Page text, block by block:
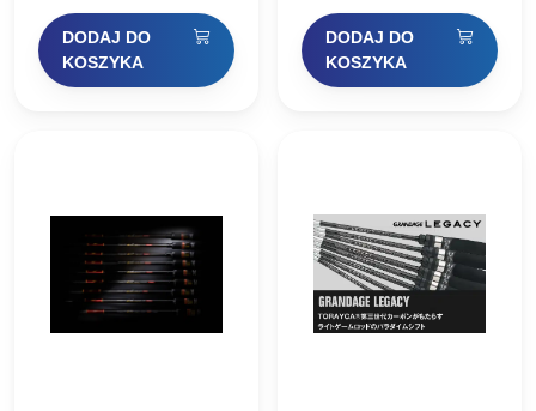
prezentuje się surowo,
minimalistycznie…
cena
wynosiła:
315,00 zł.
cena
wynosi:
236,25 zł.
DODAJ DO
KOSZYKA
prezentuje się surowo,
minimalistycznie…
cena
wynosiła:
329,00 zł.
cena
wynosi:
246,75 zł.
DODAJ DO
KOSZYKA